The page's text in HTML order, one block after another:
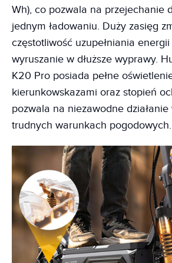
Wh), co pozwala na przejechanie
jednym ładowaniu. Duży zasięg
częstotliwość uzupełniania
wyruszanie w dłuższe wyprawy.
K20 Pro posiada pełne
kierunkowskazami oraz stopień
pozwala na niezawodne działanie
trudnych warunkach pogodowych.